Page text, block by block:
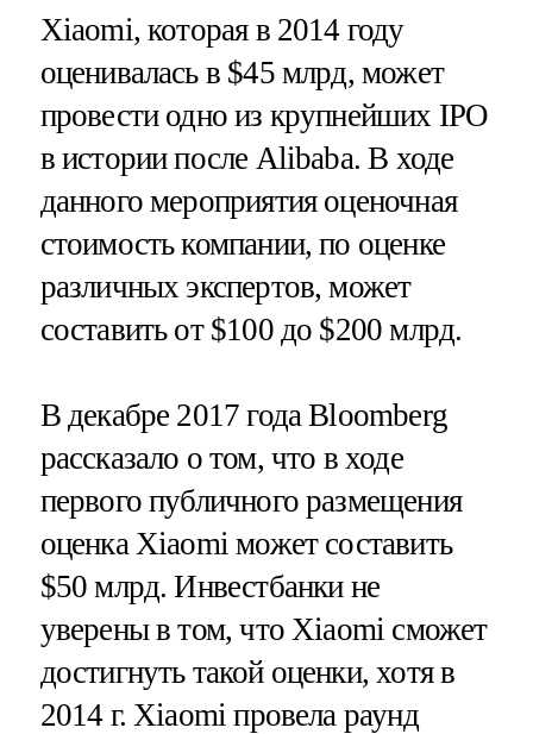
Xiaomi, которая в 2014 году
оценивалась в $45 млрд, может
провести одно из крупнейших IPO
в истории после Alibaba. В ходе
данного мероприятия оценочная
стоимость компании, по оценке
различных экспертов, может
составить от $100 до $200 млрд.
В декабре 2017 года Bloomberg
рассказало о том, что в ходе
первого публичного размещения
оценка Xiaomi может составить
$50 млрд. Инвестбанки не
уверены в том, что Xiaomi сможет
достигнуть такой оценки, хотя в
2014 г. Xiaomi провела раунд